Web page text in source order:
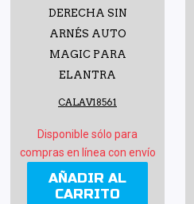
DERECHA SIN
ARNÉS AUTO
MAGIC PARA
ELANTRA
CALAV18561
Disponible sólo para
compras en línea con envío
AÑADIR AL
CARRITO